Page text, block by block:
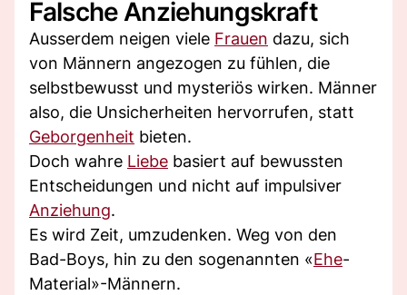
Falsche Anziehungskraft
Ausserdem neigen viele Frauen dazu, sich
von Männern angezogen zu fühlen, die
selbstbewusst und mysteriös wirken. Männer
also, die Unsicherheiten hervorrufen, statt
Geborgenheit bieten.
Doch wahre Liebe basiert auf bewussten
Entscheidungen und nicht auf impulsiver
Anziehung.
Es wird Zeit, umzudenken. Weg von den
Bad-Boys, hin zu den sogenannten «Ehe-
Material»-Männern.